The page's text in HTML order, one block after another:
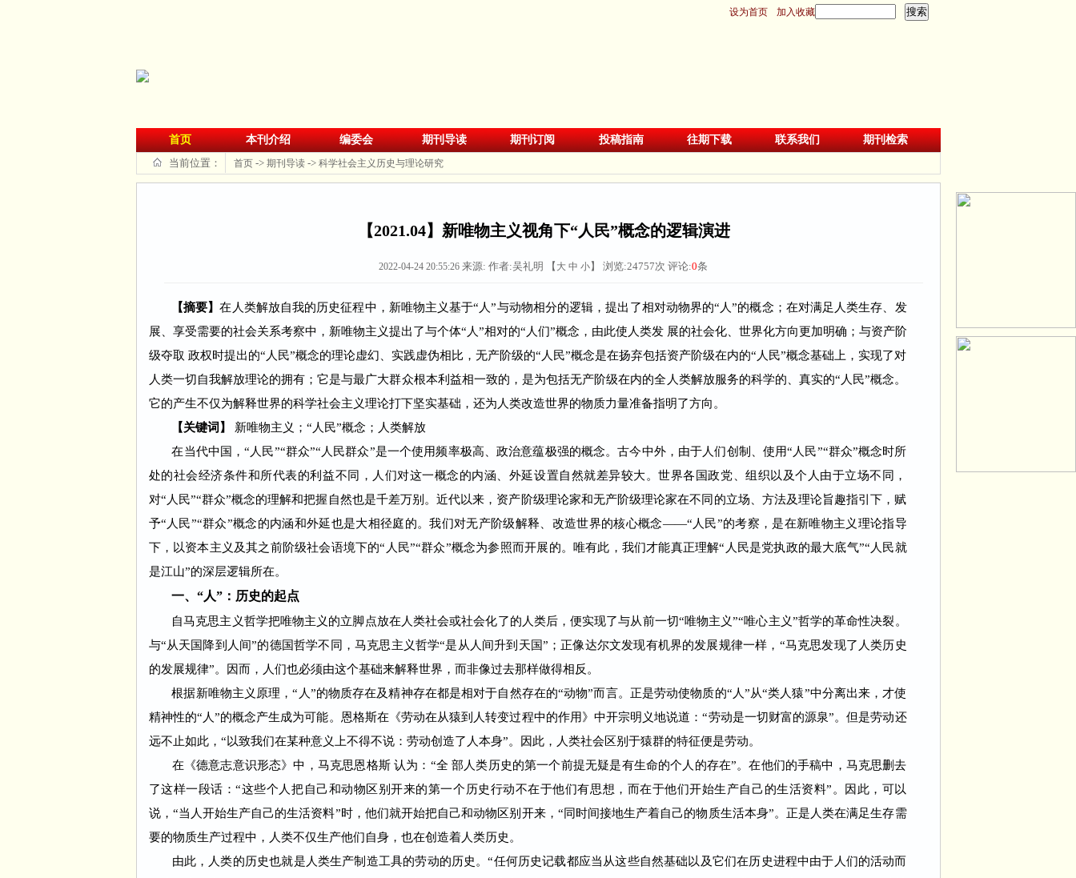
设为首页 加入收藏
首页 本刊介绍 编委会 期刊导读 期刊订阅 投稿指南 往期下载 联系我们
期刊检索
当前位置：
首页-> 期刊导读-> 科学社会主义历史与理论研究
【2021.04】新唯物主义视角下“人民”概念的逻辑演进
2022-04-24 20:55:26 来源: 作者:吴礼明 【 大 中 小】 浏览:24757次 评论:0条
【摘要】在人类解放自我的历史征程中，新唯物主义基于“人”与动物相分的逻辑，提出了相对动物界的“人”的概念；在对满足人类生存、发
展、享受需要的社会关系考察中，新唯物主义提出了与个体“人”相对的“人们”概念，由此使人类发 展的社会化、世界化方向更加明确；与资产阶
级夺取 政权时提出的“人民”概念的理论虚幻、实践虚伪相比，无产阶级的“人民”概念是在扬弃包括资产阶级在内的“人民”概念基础上，实现了对
人类一切自我解放理论的拥有；它是与最广大群众根本利益相一致的，是为包括无产阶级在内的全人类解放服务的科学的、真实的“人民”概念。
它的产生不仅为解释世界的科学社会主义理论打下坚实基础，还为人类改造世界的物质力量准备指明了方向。
【关键词】
新唯物主义；“人民”概念；人类解放
在当代中国，“人民”“群众”“人民群众”是一个使用频率极高、政治意蕴极强的概念。古今中外，由于人们创制、使用“人民”“群众”概念时所
处的社会经济条件和所代表的利益不同，人们对这一概念的内涵、外延设置自然就差异较大。世界各国政党、组织以及个人由于立场不同，
对“人民”“群众”概念的理解和把握自然也是千差万别。近代以来，资产阶级理论家和无产阶级理论家在不同的立场、方法及理论旨趣指引下，赋
予“人民”“群众”概念的内涵和外延也是大相径庭的。我们对无产阶级解释、改造世界的核心概念——“人民”的考察，是在新唯物主义理论指导
下，以资本主义及其之前阶级社会语境下的“人民”“群众”概念为参照而开展的。唯有此，我们才能真正理解“人民是党执政的最大底气”“人民就
是江山”的深层逻辑所在。
一、“人”：历史的起点
自马克思主义哲学把唯物主义的立脚点放在人类社会或社会化了的人类后，便实现了与从前一切“唯物主义”“唯心主义”哲学的革命性决裂。
与“从天国降到人间”的德国哲学不同，马克思主义哲学“是从人间升到天国”；正像达尔文发现有机界的发展规律一样，“马克思发现了人类历史
的发展规律”。因而，人们也必须由这个基础来解释世界，而非像过去那样做得相反。
根据新唯物主义原理，“人”的物质存在及精神存在都是相对于自然存在的“动物”而言。正是劳动使物质的“人”从“类人猿”中分离出来，才使
精神性的“人”的概念产生成为可能。恩格斯在《劳动在从猿到人转变过程中的作用》中开宗明义地说道：“劳动是一切财富的源泉”。但是劳动还
远不止如此，“以致我们在某种意义上不得不说：劳动创造了人本身”。因此，人类社会区别于猿群的特征便是劳动。
在《德意志意识形态》中，马克思恩格斯 认为：“全 部人类历史的第一个前提无疑是有生命的个人的存在”。在他们的手稿中，马克思删去
了这样一段话：“这些个人把自己和动物区别开来的第一个历史行动不在于他们有思想，而在于他们开始生产自己的生活资料”。因此，可以
说，“当人开始生产自己的生活资料”时，他们就开始把自己和动物区别开来，“同时间接地生产着自己的物质生活本身”。正是人类在满足生存需
要的物质生产过程中，人类不仅生产他们自身，也在创造着人类历史。
由此，人类的历史也就是人类生产制造工具的劳动的历史。“任何历史记载都应当从这些自然基础以及它们在历史进程中由于人们的活动而